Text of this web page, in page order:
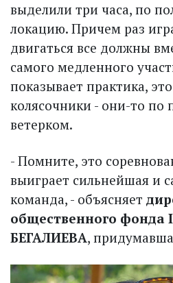
выделили три часа, по
локацию. Причем раз
двигаться все должны
самого медленного
показывает практика,
колясочники - они-то по
ветерком.
- Помните, это
выиграет сильнейшая и
команда, - объясняет
общественного фонда
БЕГАЛИЕВА,